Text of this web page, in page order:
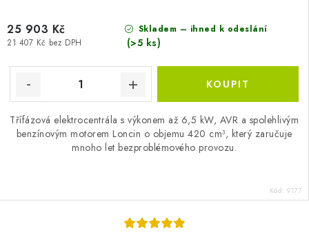
Skladem – ihned k odeslání
(>5 ks)
21 407 Kč bez DPH
25 903 Kč
Třífázová elektrocentrála s výkonem až 6,5 kW, AVR a spolehlivým
benzínovým motorem Loncin o objemu 420 cm³, který zaručuje
mnoho let bezproblémového provozu.
Kód: 9177